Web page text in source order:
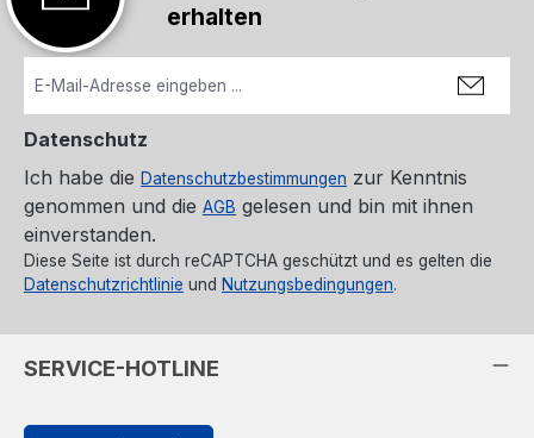
erhalten
Datenschutz
Ich habe die Datenschutzbestimmungen zur Kenntnis
genommen und die AGB gelesen und bin mit ihnen
einverstanden.
Diese Seite ist durch reCAPTCHA geschützt und es gelten die
Datenschutzrichtlinie und Nutzungsbedingungen.
SERVICE-HOTLINE